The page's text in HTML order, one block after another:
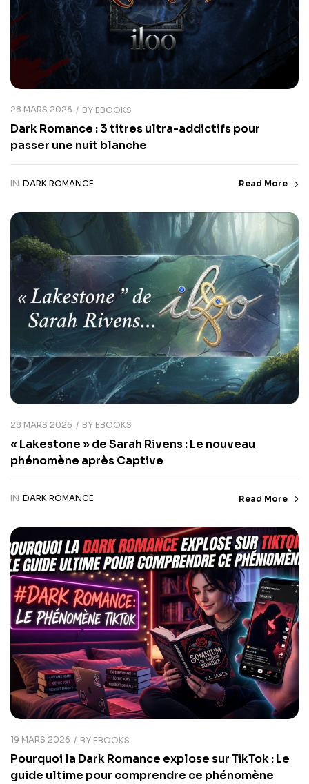
28 MARS 2026 BY EBOOKS
Dark Romance : 3 titres ultra-addictifs pour
passer une nuit blanche
IN DARK ROMANCE Read More
28 MARS 2026 BY EBOOKS
« Lakestone » de Sarah Rivens : Le nouveau
phénomène après Captive
IN DARK ROMANCE Read More
19 MARS 2026 BY EBOOKS
Pourquoi la Dark Romance explose sur TikTok : Le
guide ultime pour comprendre ce phénomène